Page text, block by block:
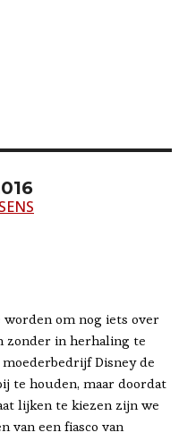
om nog iets over
in herhaling te
Disney de
te houden, maar doordat
lijken te kiezen zijn we
van een fiasco van